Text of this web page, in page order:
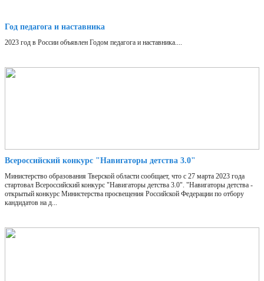
Год педагога и наставника
2023 год в России объявлен Годом педагога и наставника....
Всероссийский конкурс "Навигаторы детства 3.0"
Министерство образования Тверской области сообщает, что с 27 марта 2023 года
стартовал Всероссийский конкурс "Навигаторы детства 3.0". "Навигаторы детства -
открытый конкурс Министерства просвещения Российской Федерации по отбору
кандидатов на д...